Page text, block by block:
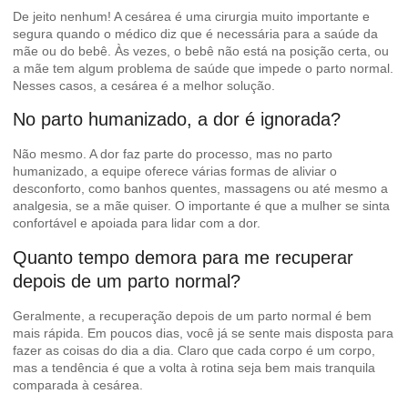
De jeito nenhum! A cesárea é uma cirurgia muito importante e
segura quando o médico diz que é necessária para a saúde da
mãe ou do bebê. Às vezes, o bebê não está na posição certa, ou
a mãe tem algum problema de saúde que impede o parto normal.
Nesses casos, a cesárea é a melhor solução.
No parto humanizado, a dor é ignorada?
Não mesmo. A dor faz parte do processo, mas no parto
humanizado, a equipe oferece várias formas de aliviar o
desconforto, como banhos quentes, massagens ou até mesmo a
analgesia, se a mãe quiser. O importante é que a mulher se sinta
confortável e apoiada para lidar com a dor.
Quanto tempo demora para me recuperar
depois de um parto normal?
Geralmente, a recuperação depois de um parto normal é bem
mais rápida. Em poucos dias, você já se sente mais disposta para
fazer as coisas do dia a dia. Claro que cada corpo é um corpo,
mas a tendência é que a volta à rotina seja bem mais tranquila
comparada à cesárea.